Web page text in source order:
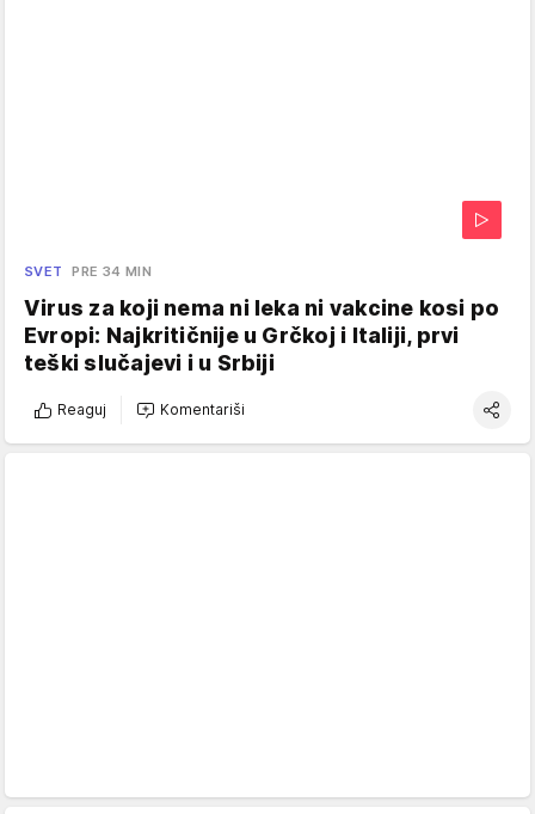
SVET PRE 34 MIN
Virus za koji nema ni leka ni vakcine kosi po
Evropi: Najkritičnije u Grčkoj i Italiji, prvi
teški slučajevi i u Srbiji
Reaguj Komentariši